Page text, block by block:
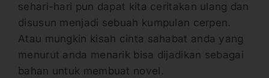
sehari-hari pun dapat kita ceritakan ulang dan
disusun menjadi sebuah kumpulan cerpen.
Atau mungkin kisah cinta sahabat anda yang
menurut anda menarik bisa dijadikan sebagai
bahan untuk membuat novel.